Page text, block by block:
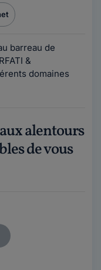
barreau de
&
domaines
alentours
de vous